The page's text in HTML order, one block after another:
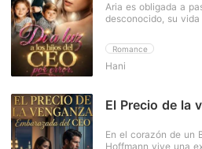
Romance
Hani
Aria es obligada a
desconocido, su
embarazada y, al
sin mirar atrás.
brazos, Aria se ve
de Dereck Moretti,
sorprendentemente
peligroso como una
El Precio de la
En el corazón de un
Hoffmann vive una